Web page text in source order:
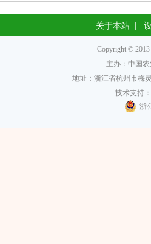
关于本站|
Copyright ©
主办：中国
地址：浙江省杭州市梅
技术支持
浙